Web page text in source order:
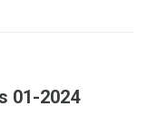
01-2024